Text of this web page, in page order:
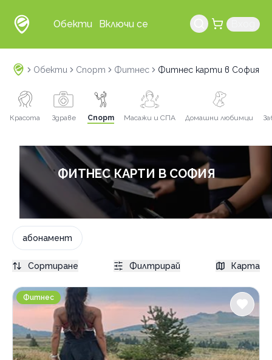
Обекти Включи се
Обекти Спорт Фитнес Фитнес карти в София
Красота Здраве Спорт Масажи и СПА Домашни любимци
ФИТНЕС КАРТИ В СОФИЯ
абонамент
Health&shape with Maria
Фитнес
Сортиране Филтрирай Карта
София
Mладост 1А
Mладост 2
Борово
Гео Милев